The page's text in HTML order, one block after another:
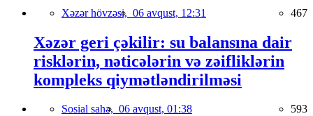
Xəzər hövzəsi, 06 avqust, 12:31 467
Xəzər geri çəkilir: su balansına dair
risklərin, nəticələrin və zəifliklərin
kompleks qiymətləndirilməsi
Sosial sahə, 06 avqust, 01:38 593